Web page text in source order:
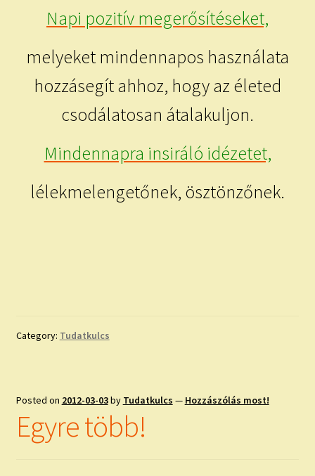
Napi pozitív megerősítéseket,
melyeket mindennapos használata
hozzásegít ahhoz, hogy az életed
csodálatosan átalakuljon.
Mindennapra insiráló idézetet,
lélekmelengetőnek, ösztönzőnek.
Category: Tudatkulcs
Posted on 2012-03-03by Tudatkulcs — Hozzászólás most!
Egyre több!